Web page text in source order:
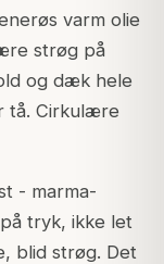
varm olie
strøg på
og dæk hele
tå. Cirkulære
- marma-
tryk, ikke let
blid strøg. Det